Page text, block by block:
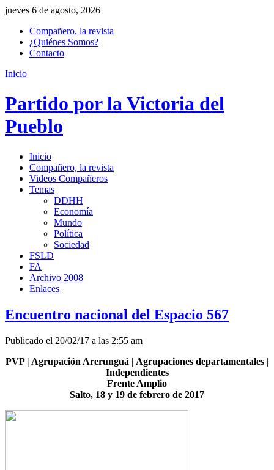
jueves 6 de agosto, 2026
Compañero, la revista
¿Quiénes Somos?
Contacto
Inicio
Partido por la Victoria del
Pueblo
Inicio
Compañero, la revista
Videos Compañeros
Temas
DDHH
Economía
Mundo
Política
Sociedad
FSLD
FA
Archivo 2008
Enlaces
Encuentro nacional del Espacio 567
Publicado el 20/02/17 a las 2:55 am
PVP | Agrupación Arerunguá | Agrupaciones departamentales |
Independientes
Frente Amplio
Salto, 18 y 19 de febrero de 2017